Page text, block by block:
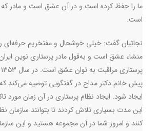
ما را حفظ کرده است و در آن عشق است و مادر که
است.
نجاتیان گفت: خیلی خوشحال و مفتخریم حرفه‌ای
منشاء عشق است و به‌قول مادر پرستاری نوین
پیش خانم دکتر مداح در گفتگویی توصیه می‌کند
ایجاد شود. ایجاد نظام پرستاری در آن زمان مورد
این مدت بسیاری تلاش کردند تا بتوانند سازمان
کنند و امروز شما در آن مجموعه هستید و این